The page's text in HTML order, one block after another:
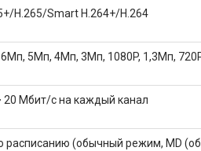
H.265/Smart H.264+/H.264
5Мп, 4Мп, 3Мп, 1080P, 1,3Мп,
20 Мбит/с на каждый канал
расписанию (обычный режим, MD